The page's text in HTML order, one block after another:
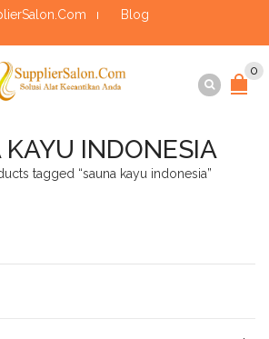
Blog
0
INDONESIA
tagged “sauna kayu indonesia”